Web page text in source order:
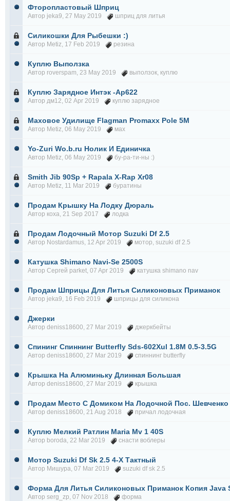
Фторопластовый Шприц
Автор jeka9, 27 May 2019 шприц для литья
Силикошки Для Рыбешки :)
Автор Metiz, 17 Feb 2019 резина
Куплю Выползка
Автор roverspam, 23 May 2019 выползок, куплю
Куплю Зарядное Интэк -Ар622
Автор дм12, 02 Apr 2019 куплю зарядное
Маховое Удилище Flagman Promaxx Pole 5М
Автор Metiz, 06 May 2019 мах
Yo-Zuri Wo.b.ru Нолик И Единичка
Автор Metiz, 06 May 2019 бу-ра-ти-ны :)
Smith Jib 90Sp + Rapala X-Rap Xr08
Автор Metiz, 11 Mar 2019 буратины
Продам Крышку На Лодку Дюраль
Автор коха, 21 Sep 2017 лодка
Продам Лодочный Мотор Suzuki Df 2.5
Автор Nostardamus, 12 Apr 2019 мотор, suzuki df 2.5
Катушка Shimano Navi-Se 2500S
Автор Сергей parket, 07 Apr 2019 катушка shimano nav
Продам Шприцы Для Литья Силиконовых Приманок
Автор jeka9, 16 Feb 2019 шприцы для силикона
Джерки
Автор deniss18600, 27 Mar 2019 джеркбейты
Спининг Спиннинг Butterfly Sds-602Xul 1.8M 0.5-3.5G
Автор deniss18600, 27 Mar 2019 спиннинг butterfly
Крышка На Алюминьку Длинная Большая
Автор deniss18600, 27 Mar 2019 крышка
Продам Место С Домиком На Лодочной Пос. Шевченко
Автор deniss18600, 21 Aug 2018 причал лодочная
Куплю Мелкий Ратлин Maria Mv 1 40S
Автор boroda, 22 Mar 2019 снасти воблеры
Мотор Suzuki Df Sk 2.5 4-Х Тактный
Автор Мишура, 07 Mar 2019 suzuki df sk 2.5
Форма Для Литья Силиконовых Приманок Копия Java
Автор serg_zp, 07 Nov 2018 форма